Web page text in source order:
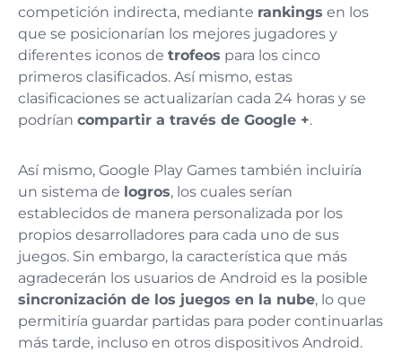
competición indirecta, mediante rankings en los
que se posicionarían los mejores jugadores y
diferentes iconos de trofeos para los cinco
primeros clasificados. Así mismo, estas
clasificaciones se actualizarían cada 24 horas y se
podrían compartir a través de Google +.
Así mismo, Google Play Games también incluiría
un sistema de logros, los cuales serían
establecidos de manera personalizada por los
propios desarrolladores para cada uno de sus
juegos. Sin embargo, la característica que más
agradecerán los usuarios de Android es la posible
sincronización de los juegos en la nube, lo que
permitiría guardar partidas para poder continuarlas
más tarde, incluso en otros dispositivos Android.